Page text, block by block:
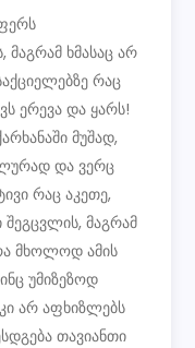
ხმასაც არ
რაც
ერევა და ყარს!
მუშად,
და ვერც
რაც აკეთე,
მაგრამ
მხოლოდ ამის
უმიზეზოდ
არ აფხიზლებს
თავიანთი